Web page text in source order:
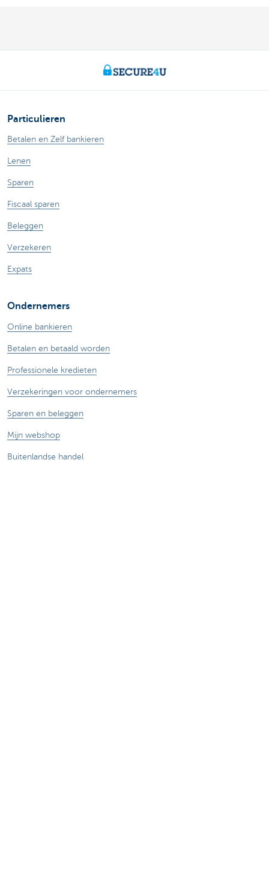
Particulieren
Betalen en Zelf bankieren
Lenen
Sparen
Fiscaal sparen
Beleggen
Verzekeren
Expats
Ondernemers
Online bankieren
Betalen en betaald worden
Professionele kredieten
Verzekeringen voor ondernemers
Sparen en beleggen
Mijn webshop
Buitenlandse handel